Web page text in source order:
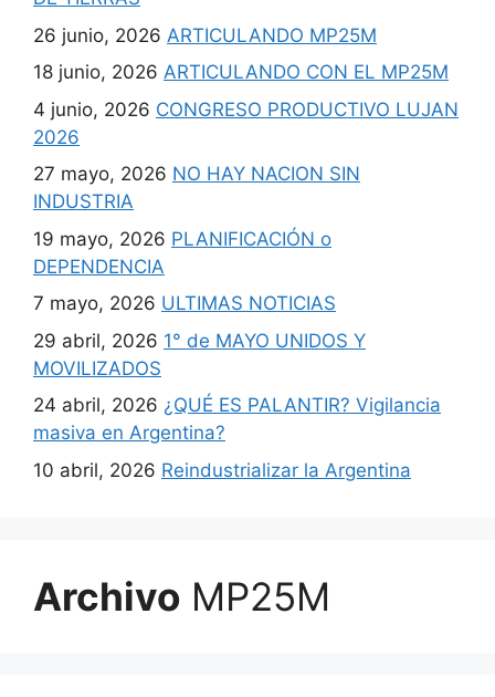
26 junio, 2026 ARTICULANDO MP25M
18 junio, 2026 ARTICULANDO CON EL MP25M
4 junio, 2026 CONGRESO PRODUCTIVO LUJAN
2026
27 mayo, 2026 NO HAY NACION SIN
INDUSTRIA
19 mayo, 2026 PLANIFICACIÓN o
DEPENDENCIA
7 mayo, 2026 ULTIMAS NOTICIAS
29 abril, 2026 1° de MAYO UNIDOS Y
MOVILIZADOS
24 abril, 2026 ¿QUÉ ES PALANTIR? Vigilancia
masiva en Argentina?
10 abril, 2026 Reindustrializar la Argentina
Archivo MP25M